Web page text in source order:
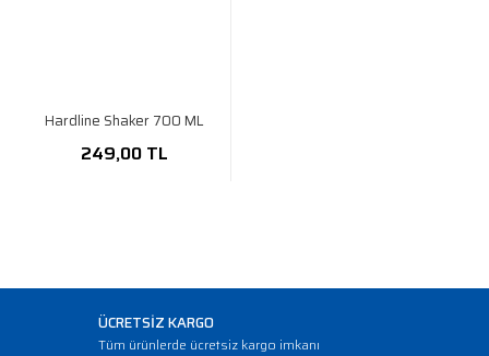
Hardline Shaker 700 ML
249,00 TL
ÜCRETSİZ KARGO
Tüm ürünlerde ücretsiz kargo imkanı